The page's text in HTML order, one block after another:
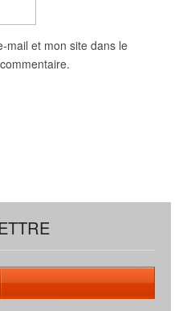
mail et mon site dans le